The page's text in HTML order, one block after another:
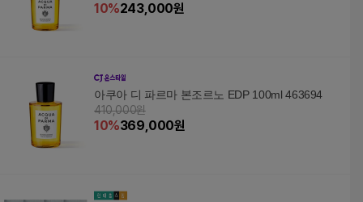
10%243,000원
아쿠아 디 파르마 본조르노 EDP 100ml 463694
410,000원
10%369,000원